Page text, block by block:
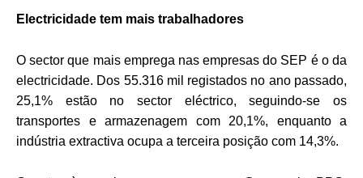
Electricidade tem mais trabalhadores
O sector que mais emprega nas empresas do SEP é o da
electricidade. Dos 55.316 mil registados no ano passado,
25,1% estão no sector eléctrico, seguindo-se os
transportes e armazenagem com 20,1%, enquanto a
indústria extractiva ocupa a terceira posição com 14,3%.